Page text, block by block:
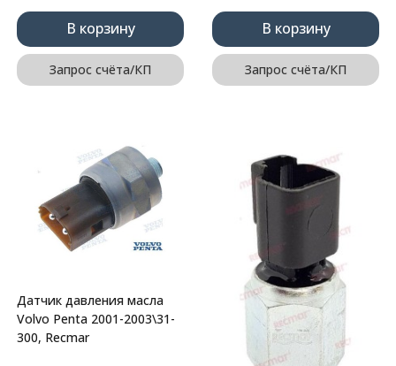
В корзину
Запрос счёта/КП
В корзину
Запрос счёта/КП
Датчик давления масла
Volvo Penta 2001-2003\31-
300, Recmar